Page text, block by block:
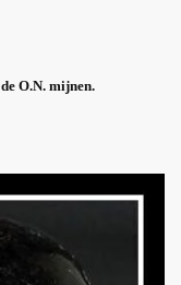
O.N. mijnen.